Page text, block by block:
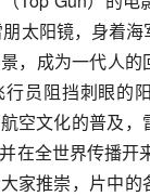
朋太阳镜，身着
，成为一代人
员阻挡刺眼的
空文化的普及
在全世界传播开
家推崇，片中